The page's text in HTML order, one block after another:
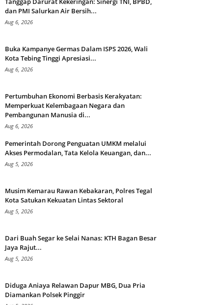
dan PMI Salurkan Air Bersih...
Aug 6, 2026
Buka Kampanye Germas Dalam ISPS 2026, Wali
Kota Tebing Tinggi Apresiasi...
Aug 6, 2026
Pertumbuhan Ekonomi Berbasis Kerakyatan:
Memperkuat Kelembagaan Negara dan
Pembangunan Manusia di...
Aug 6, 2026
Pemerintah Dorong Penguatan UMKM melalui
Akses Permodalan, Tata Kelola Keuangan, dan...
Aug 5, 2026
Musim Kemarau Rawan Kebakaran, Polres Tegal
Kota Satukan Kekuatan Lintas Sektoral
Aug 5, 2026
Dari Buah Segar ke Selai Nanas: KTH Bagan Besar
Jaya Rajut...
Aug 5, 2026
Diduga Aniaya Relawan Dapur MBG, Dua Pria
Diamankan Polsek Pinggir